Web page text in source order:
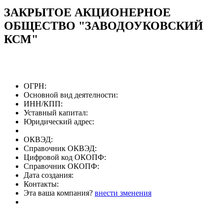
ЗАКРЫТОЕ АКЦИОНЕРНОЕ
ОБЩЕСТВО "ЗАВОДОУКОВСКИЙ
КСМ"
ОГРН:
Основной вид деятелности:
ИНН/КПП:
Уставный капитал:
Юридический адрес:
ОКВЭД:
Справочник ОКВЭД:
Цифровой код ОКОПФ:
Справочник ОКОПФ:
Дата создания:
Контакты:
Эта ваша компания? внести зменения